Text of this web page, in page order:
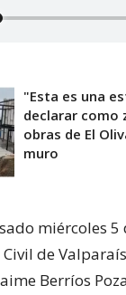
"Esta es una
declarar como
obras de El
muro
miércoles 5
Civil de
Berríos